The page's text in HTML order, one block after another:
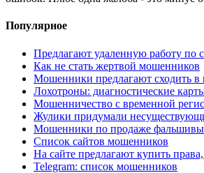
Популярное
Предлагают удаленную работу по
Как не стать жертвой мошенников
Мошенники предлагают сходить в
Лохотроны: диагностические
Мошенничество с временной
Жулики придумали
Мошенники по продаже
Список сайтов мошенников
На сайте предлагают купить
Telegram: список мошенников